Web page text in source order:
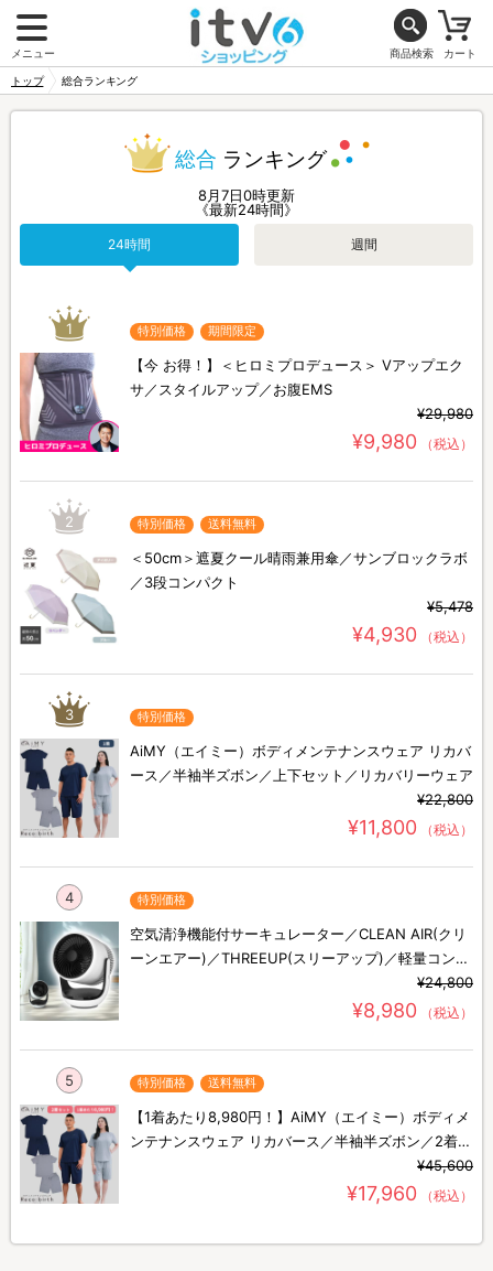
メニュー 商品検索 カート
トップ 総合ランキング
総合 ランキング
8月7日0時更新
《最新24時間》
24時間 週間
1 特別価格 期間限定
【今 お得！】＜ヒロミプロデュース＞ Vアップエク
サ／スタイルアップ／お腹EMS
¥29,980
¥9,980 （税込）
2 特別価格 送料無料
＜50cm＞遮夏クール晴雨兼用傘／サンブロックラボ
／3段コンパクト
¥5,478
¥4,930 （税込）
3 特別価格
AiMY（エイミー）ボディメンテナンスウェア リカバ
ース／半袖半ズボン／上下セット／リカバリーウェア
¥22,800
¥11,800 （税込）
4 特別価格
空気清浄機能付サーキュレーター／CLEAN AIR(クリ
ーンエアー)／THREEUP(スリーアップ)／軽量コンパ
¥24,800
¥8,980 （税込）
5 特別価格 送料無料
【1着あたり8,980円！】AiMY（エイミー）ボディメ
ンテナンスウェア リカバース／半袖半ズボン／2着セ
¥45,600
¥17,960 （税込）